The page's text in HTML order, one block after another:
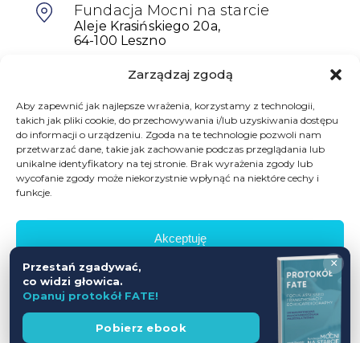
Zarządzaj zgodą
Aby zapewnić jak najlepsze wrażenia, korzystamy z technologii,
takich jak pliki cookie, do przechowywania i/lub uzyskiwania dostępu
do informacji o urządzeniu. Zgoda na te technologie pozwoli nam
przetwarzać dane, takie jak zachowanie podczas przeglądania lub
unikalne identyfikatory na tej stronie. Brak wyrażenia zgody lub
wycofanie zgody może niekorzystnie wpłynąć na niektóre cechy i
funkcje.
Akceptuję
Zobacz preferencje
Fundacja Mocni na starcie
Aleje Krasińskiego 20a,
64-100 Leszno
601698402
biuro@mocninastarcie.pl
Wszelkie prawa zastrzeżone
Polityka prywatności Regulamin promocji
Wesprzyj
fundację
×
Przestań zgadywać,
co widzi głowica.
Opanuj protokół FATE!
Pobierz ebook